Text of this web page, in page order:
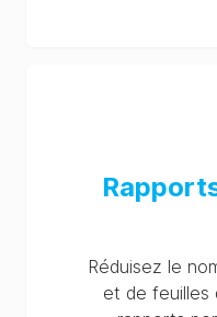
Réduisez le
et de feuilles